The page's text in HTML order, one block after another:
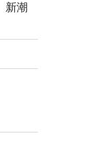
新潮